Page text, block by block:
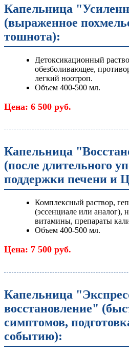
Капельница
(выраженное
тошнота):
Детоксикационный
обезболивающее,
легкий ноотроп.
Объем 400-500 мл.
Цена: 6 500 руб.
Капельница
(после длительного
поддержки печени и
Комплексный раствор,
(эссенциале или аналог),
витамины, препараты
Объем 400-500 мл.
Цена: 7 500 руб.
Капельница
восстановление"
симптомов,
событию):